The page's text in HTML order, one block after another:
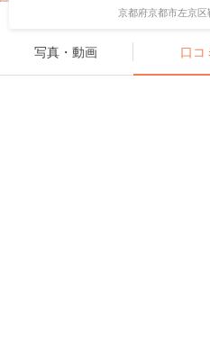
京都府京都市左京
写真・動画 口コ